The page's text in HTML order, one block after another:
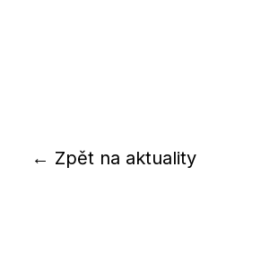
← Zpět na aktuality